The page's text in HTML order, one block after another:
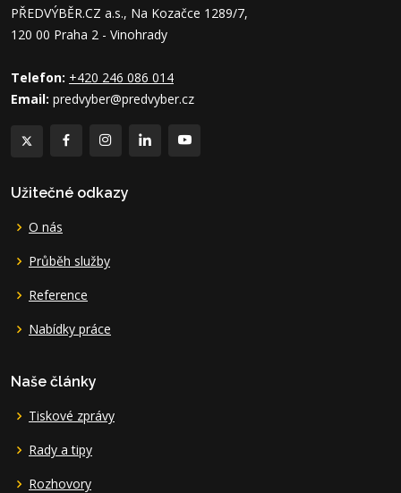
PŘEDVÝBĚR.CZ a.s., Na Kozačce 1289/7,
120 00 Praha 2 - Vinohrady
Telefon: +420 246 086 014
Email: predvyber@predvyber.cz
Užitečné odkazy
O nás
Průběh služby
Reference
Nabídky práce
Naše články
Tiskové zprávy
Rady a tipy
Rozhovory